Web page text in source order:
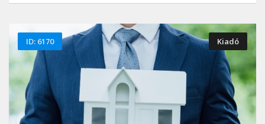
ID: 6170 Kiadó